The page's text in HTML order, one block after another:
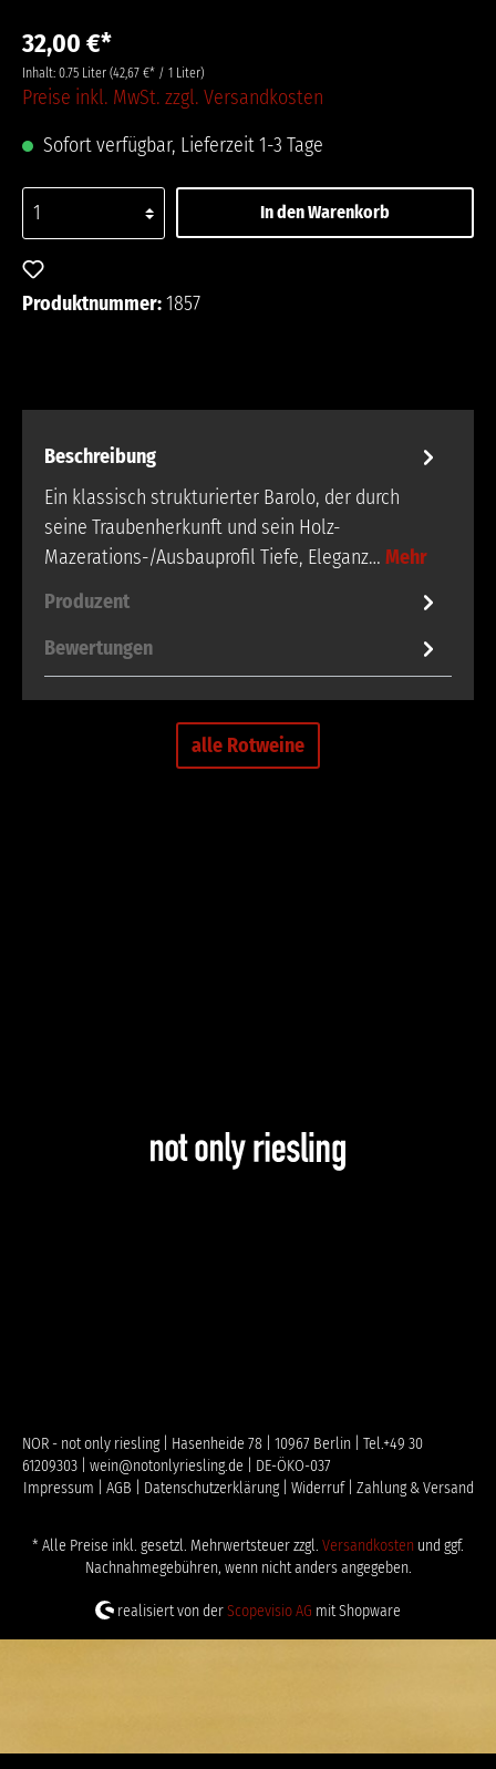
32,00 €*
Inhalt: 0.75 Liter (42,67 €* / 1 Liter)
Preise inkl. MwSt. zzgl. Versandkosten
Sofort verfügbar, Lieferzeit 1-3 Tage
In den Warenkorb
Produktnummer:1857
Beschreibung
Ein klassisch strukturierter Barolo, der durch
seine Traubenherkunft und sein Holz-
Mazerations-/Ausbauprofil Tiefe, Eleganz… Mehr
Produzent
Bewertungen
alle Rotweine
NOR - not only riesling | Hasenheide 78 | 10967 Berlin | Tel.+49 30
61209303 | wein@notonlyriesling.de | DE-ÖKO-037
Impressum | AGB | Datenschutzerklärung | Widerruf | Zahlung & Versand
* Alle Preise inkl. gesetzl. Mehrwertsteuer zzgl. Versandkosten und ggf.
Nachnahmegebühren, wenn nicht anders angegeben.
realisiert von derScopevisio AG mit Shopware